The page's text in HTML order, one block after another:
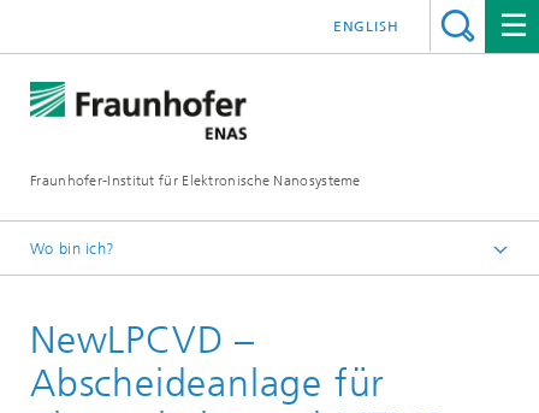
Fraunhofer-Institut für Elektronische Nanosysteme
ENGLISH
Wo bin ich?
Projekte
NewLPCVD –
Abscheideanlage für